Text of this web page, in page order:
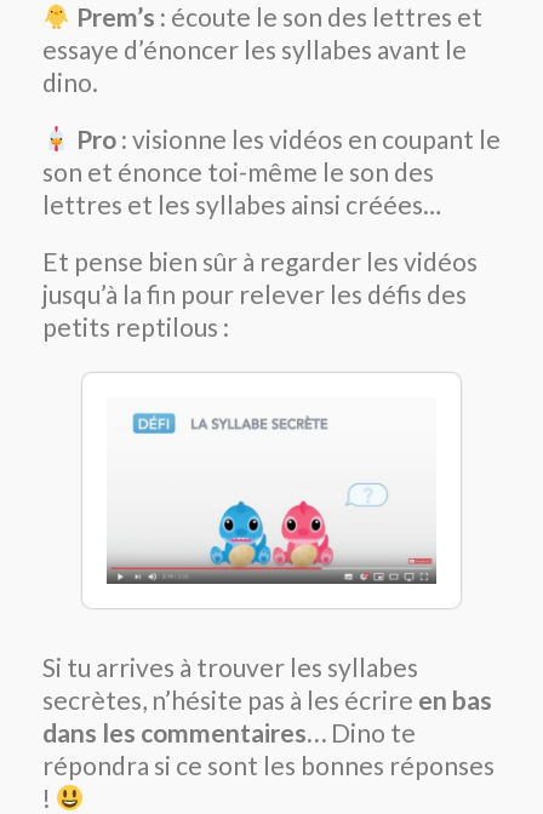
Prem’s : écoute le son des lettres et
essaye d’énoncer les syllabes avant le
dino.
Pro : visionne les vidéos en coupant le
son et énonce toi-même le son des
lettres et les syllabes ainsi créées…
Et pense bien sûr à regarder les vidéos
jusqu’à la fin pour relever les défis des
petits reptilous :
Si tu arrives à trouver les syllabes
secrètes, n’hésite pas à les écrire en bas
dans les commentaires… Dino te
répondra si ce sont les bonnes réponses
!